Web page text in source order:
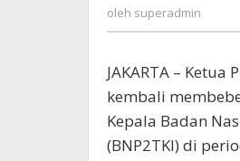
oleh superadmin
JAKARTA –
kembali
Kepala Badan
(BNP2TKI) di